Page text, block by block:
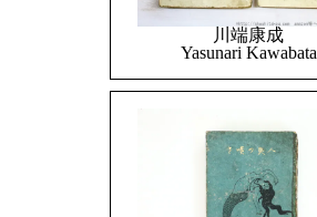
川端康成
Yasunari Kawabata